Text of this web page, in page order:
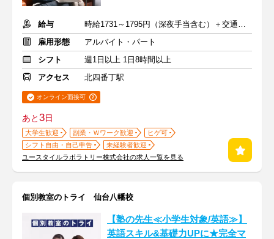
給与
時給1731～1795円（深夜手当含む）＋交通費支給
雇用形態
アルバイト・パート
シフト
週1日以上 1日8時間以上
アクセス
北四番丁駅
オンライン面接可
あと3日
大学生歓迎 副業・Ｗワーク歓迎
ヒゲ可
シフト自由・自己申告
未経験者歓迎
ユースタイルラボラトリー株式会社の求人一覧を見る
個別教室のトライ 仙台八幡校
【塾の先生≪小学生対象/英語≫】
英語スキル&基礎力UPに★完全マ